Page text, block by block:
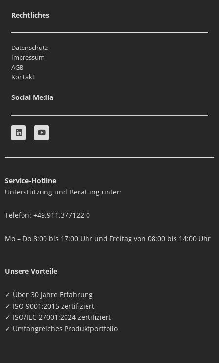
Rechtliches
Datenschutz
Impressum
AGB
Kontakt
Social Media
L
i
n
e
n
Y
o
u
u
Service-Hotline
Unterstützung und Beratung unter:
Telefon: +49.911.377122 0
Mo – Do 8:00 bis 17:00 Uhr und Freitag von 08:00 bis 14:00 Uhr
Unsere Vorteile
✓ Über 30 Jahre Erfahrung
✓ ISO 9001:2015 zertifiziert
✓ ISO/IEC 27001:2024 zertifiziert
✓ Umfangreiches Produktportfolio